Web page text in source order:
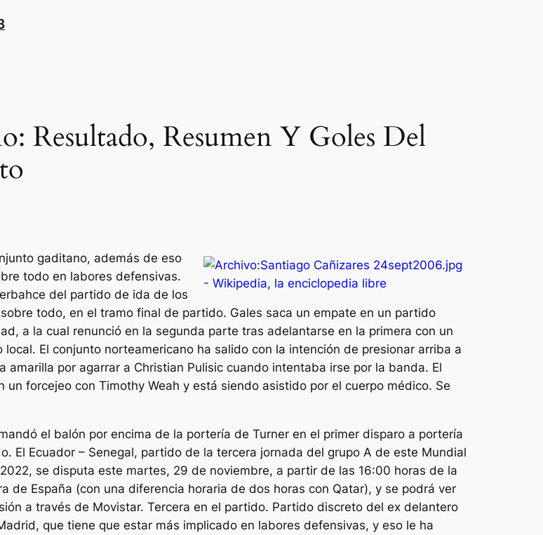
Resultado, Resumen Y Goles Del
gaditano, además de eso
todo en labores defensivas.
del partido de ida de los
todo, en el tramo final de partido. Gales saca un empate en un partido
a la cual renunció en la segunda parte tras adelantarse en la primera con un
El conjunto norteamericano ha salido con la intención de presionar arriba a
por agarrar a Christian Pulisic cuando intentaba irse por la banda. El
forcejeo con Timothy Weah y está siendo asistido por el cuerpo médico. Se
el balón por encima de la portería de Turner en el primer disparo a portería
El Ecuador – Senegal, partido de la tercera jornada del grupo A de este Mundial
se disputa este martes, 29 de noviembre, a partir de las 16:00 horas de la
de España (con una diferencia horaria de dos horas con Qatar), y se podrá ver
a través de Movistar. Tercera en el partido. Partido discreto del ex delantero
que tiene que estar más implicado en labores defensivas, y eso le ha